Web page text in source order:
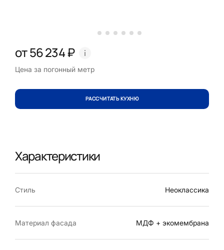
от 56 234 ₽
Цена за погонный метр
РАССЧИТАТЬ КУХНЮ
Характеристики
Стиль Неоклассика
Материал фасада МДФ + экомембрана